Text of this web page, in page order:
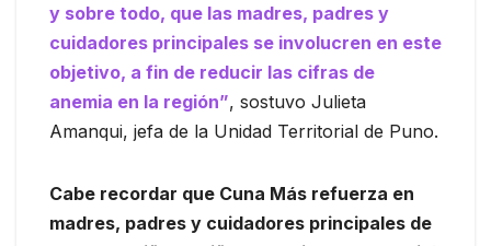
y sobre todo, que las madres, padres y
cuidadores principales se involucren en este
objetivo, a fin de reducir las cifras de
anemia en la región”, sostuvo Julieta
Amanqui, jefa de la Unidad Territorial de Puno.
Cabe recordar que Cuna Más refuerza en
madres, padres y cuidadores principales de